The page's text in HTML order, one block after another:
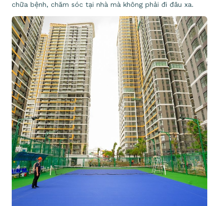
chữa bệnh, chăm sóc tại nhà mà không phải đi đâu xa.